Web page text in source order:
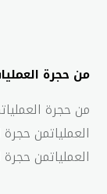
من حجرة
من حجرة
العملياتمن
العملياتمن